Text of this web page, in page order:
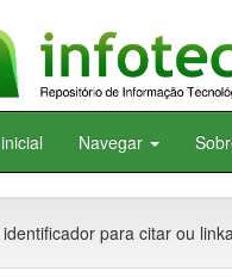
Navegar
para citar ou